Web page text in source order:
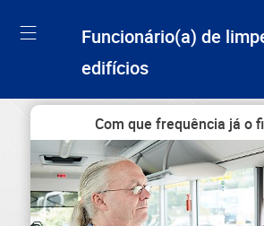
Funcionário(a) de
edifícios
Com que frequência já o